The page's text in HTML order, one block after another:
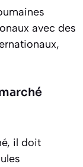
avec des
il doit